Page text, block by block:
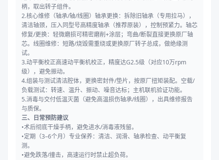
柄，取出转子组件。
2.核心维修（轴承/轴/线圈）轴承更换：拆除旧轴承（专用拉马），
清洁轴颈，压入同型号高精度轴承（推荐原装），控制预紧力。轴芯
修复/更换：轻微磨损可精密磨削+涂层；弯曲/断裂直接更换原厂轴
芯。线圈维修：短路/烧毁需重绕或更换原厂转子总成，做绝缘测
试。
3.动平衡校正高速动平衡机校正，精度达G2.5级（对应10万rpm
级），避免振动。
4.组装与测试清洁腔体，更换密封件/垫片，按原厂扭矩装配。空载/
负载测试：转速、温升、振动、噪音达标；主机联机验证功能。
5.消毒与交付低温灭菌（避免高温损伤轴承/线圈），出具维修报告
与质保。
三、日常预防建议
•术后彻底干燥手柄，避免进水/消毒液残留。
•定期（3–6个月）专业保养：清洁、润滑、轴承检查、动平衡复
测。
•避免跌落/撞击，高速运行时禁止超负荷。